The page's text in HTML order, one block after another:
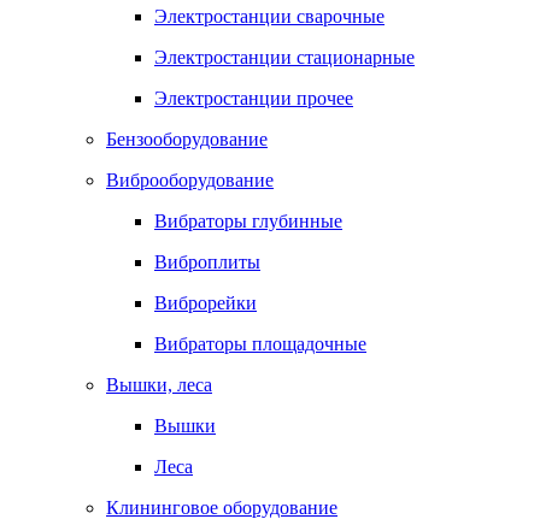
Электростанции сварочные
Электростанции стационарные
Электростанции прочее
Бензооборудование
Виброоборудование
Вибраторы глубинные
Виброплиты
Виброрейки
Вибраторы площадочные
Вышки, леса
Вышки
Леса
Клининговое оборудование